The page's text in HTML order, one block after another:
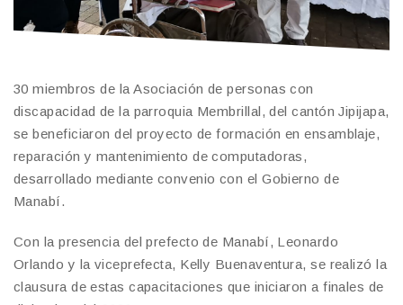
30 miembros de la Asociación de personas con
discapacidad de la parroquia Membrillal, del cantón Jipijapa,
se beneficiaron del proyecto de formación en ensamblaje,
reparación y mantenimiento de computadoras,
desarrollado mediante convenio con el Gobierno de
Manabí.
Con la presencia del prefecto de Manabí, Leonardo
Orlando y la viceprefecta, Kelly Buenaventura, se realizó la
clausura de estas capacitaciones que iniciaron a finales de